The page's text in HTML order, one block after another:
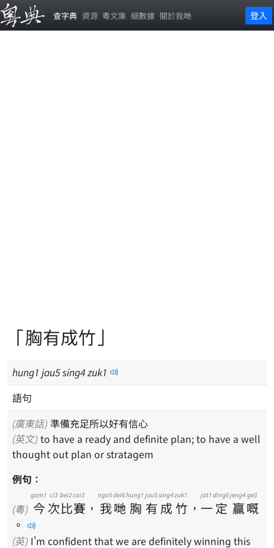
查字典 資源 粵文庫 細數據 關於我哋 登入
「胸有成竹」
hung1 jau5sing4zuk1
語句
(廣東話) 準備充足所以好有信心
(英文)
thought out plan or stratagem
例句：
(粵) 今
gam1
次
ci3
比
bei2
賽
coi3
， 我
ngo5
哋
dei6
胸
hung1
有
jau5
成
sing4
竹
zuk1
， 一
jat1
定
ding6
贏
jeng4
嘅
ge3
。
(英) I'm confident that we are definitely winning this